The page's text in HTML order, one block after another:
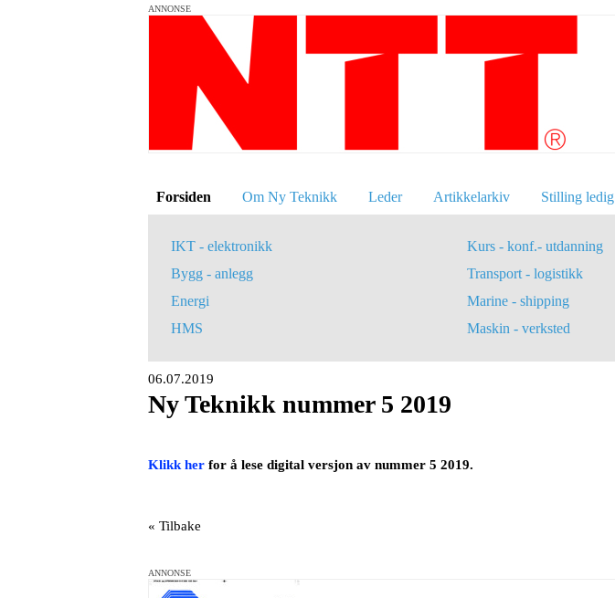
ANNONSE
Forsiden Om Ny Teknikk Leder Artikkelarkiv Stilling ledig
IKT - elektronikk
Bygg - anlegg
Energi
HMS
Kurs - konf.- utdanning
Transport - logistikk
Marine - shipping
Maskin - verksted
06.07.2019
Ny Teknikk nummer 5 2019
Klikk her for å lese digital versjon av nummer 5 2019.
« Tilbake
ANNONSE